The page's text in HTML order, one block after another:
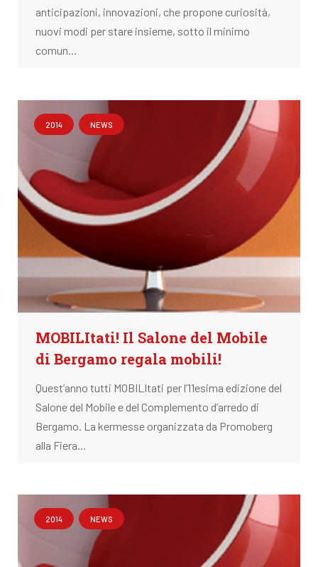
anticipazioni, innovazioni, che propone curiosità,
nuovi modi per stare insieme, sotto il minimo
comun…
2014 NEWS
MOBILItati! Il Salone del Mobile
di Bergamo regala mobili!
Quest’anno tutti MOBILItati per l’11esima edizione del
Salone del Mobile e del Complemento d’arredo di
Bergamo. La kermesse organizzata da Promoberg
alla Fiera…
2014 NEWS